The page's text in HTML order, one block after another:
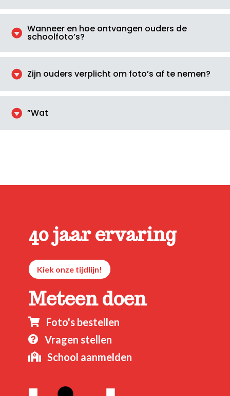
 Wanneer en hoe ontvangen ouders de
schoolfoto’s?
 Zijn ouders verplicht om foto’s af te nemen?
 ”Wat
40 jaar ervaring
Kiek onze tijdlijn!
Meteen doen
 Foto's bestellen
 Vragen stellen
 School aanmelden